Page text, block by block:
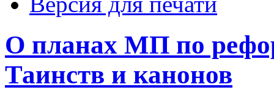
О планах МП по
Таинств и канонов